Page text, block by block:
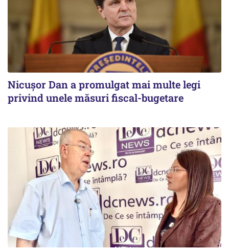
Nicușor Dan a promulgat mai multe legi
privind unele măsuri fiscal-bugetare